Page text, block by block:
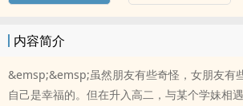
内容简介
&emsp;&emsp;虽然朋友有些奇怪，女朋友有
自己是幸福的。但在升入高二，与某个学妹相